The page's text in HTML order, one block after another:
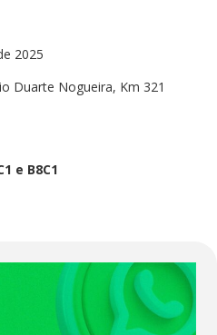
2025
Duarte Nogueira, Km 321
e B8C1